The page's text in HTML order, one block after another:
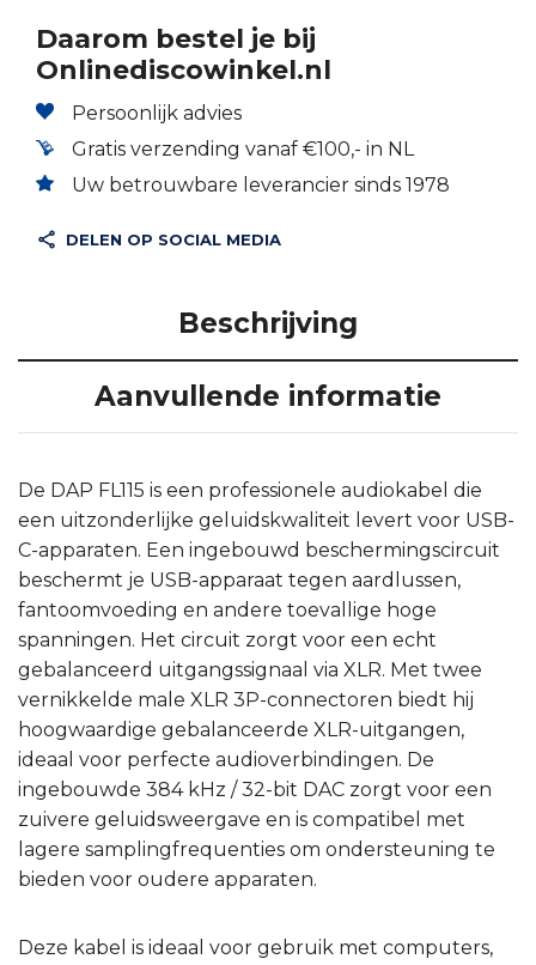
Daarom bestel je bij
Onlinediscowinkel.nl
Persoonlijk advies
Gratis verzending vanaf €100,- in NL
Uw betrouwbare leverancier sinds 1978
DELEN OP SOCIAL MEDIA
Beschrijving
Aanvullende informatie
De DAP FL115 is een professionele audiokabel die
een uitzonderlijke geluidskwaliteit levert voor USB-
C-apparaten. Een ingebouwd beschermingscircuit
beschermt je USB-apparaat tegen aardlussen,
fantoomvoeding en andere toevallige hoge
spanningen. Het circuit zorgt voor een echt
gebalanceerd uitgangssignaal via XLR. Met twee
vernikkelde male XLR 3P-connectoren biedt hij
hoogwaardige gebalanceerde XLR-uitgangen,
ideaal voor perfecte audioverbindingen. De
ingebouwde 384 kHz / 32-bit DAC zorgt voor een
zuivere geluidsweergave en is compatibel met
lagere samplingfrequenties om ondersteuning te
bieden voor oudere apparaten.
Deze kabel is ideaal voor gebruik met computers,